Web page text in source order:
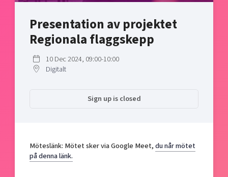
Bright East
East Sweden Tech Women
Talent & skills
Startup & industry collaboration
Offers to boost your business
Funding opportunities
Projects
Publications
Project toolbox
Locations
Today's lunch in Mjärdevi
Presentation av projektet
Regionala flaggskepp
10 Dec 2024, 09:00-10:00
Digitalt
Sign up is closed
Möteslänk: Mötet sker via Google Meet,du når mötet
på denna länk.